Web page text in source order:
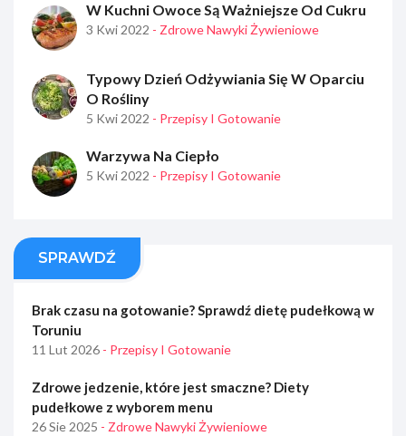
W Kuchni Owoce Są Ważniejsze Od Cukru
3 Kwi 2022 - Zdrowe Nawyki Żywieniowe
Typowy Dzień Odżywiania Się W Oparciu
O Rośliny
5 Kwi 2022 - Przepisy I Gotowanie
Warzywa Na Ciepło
5 Kwi 2022 - Przepisy I Gotowanie
SPRAWDŹ
Brak czasu na gotowanie? Sprawdź dietę pudełkową w
Toruniu
11 Lut 2026 - Przepisy I Gotowanie
Zdrowe jedzenie, które jest smaczne? Diety
pudełkowe z wyborem menu
26 Sie 2025 - Zdrowe Nawyki Żywieniowe